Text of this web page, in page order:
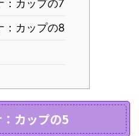
：カップの7
：カップの8
カップの5